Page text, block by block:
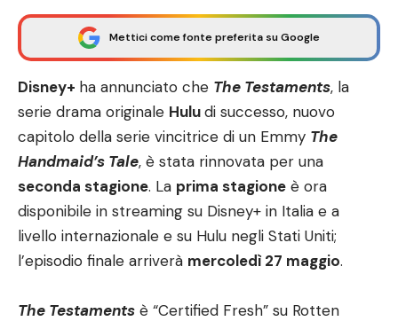
Mettici come fonte preferita su Google
Disney+ ha annunciato che The Testaments, la
serie drama originale Huludi successo, nuovo
capitolo della serie vincitrice di un Emmy The
Handmaid’s Tale, è stata rinnovata per una
seconda stagione. La prima stagione è ora
disponibile in streaming su Disney+ in Italia e a
livello internazionale e su Hulu negli Stati Uniti;
l’episodio finale arriverà mercoledì 27 maggio.
The Testaments è “Certified Fresh” su Rotten